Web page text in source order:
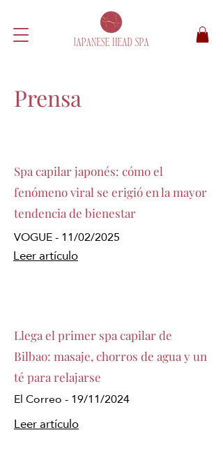
Prensa
Spa capilar japonés: cómo el
fenómeno viral se erigió en la mayor
tendencia de bienestar
VOGUE - 11/02/2025
Leer artículo
Llega el primer spa capilar de
Bilbao: masaje, chorros de agua y un
té para relajarse
El Correo - 19/11/2024
Leer artículo